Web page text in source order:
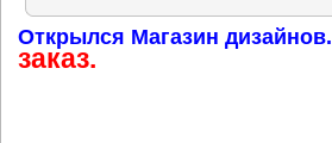
Открылся Магазин дизайнов.
заказ.